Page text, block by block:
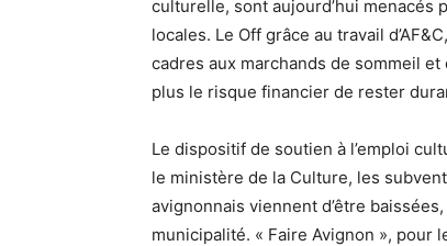
culturelle, sont aujourd’hui
locales. Le Off grâce au travail
cadres aux marchands de sommeil
plus le risque financier de rester
Le dispositif de soutien à l’emploi
le ministère de la Culture, les
avignonnais viennent d’être
municipalité. « Faire Avignon », pour